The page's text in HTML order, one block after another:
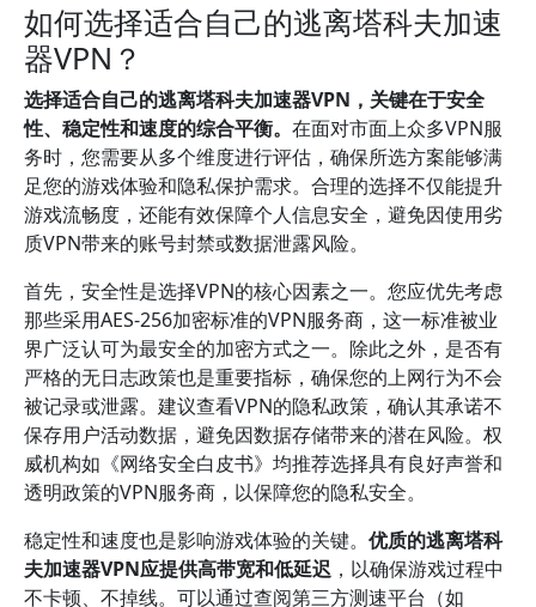
如何选择适合自己的逃离塔科夫加速
器VPN？
选择适合自己的逃离塔科夫加速器VPN，关键在于安全
性、稳定性和速度的综合平衡。 在面对市面上众多VPN服
务时，您需要从多个维度进行评估，确保所选方案能够满
足您的游戏体验和隐私保护需求。合理的选择不仅能提升
游戏流畅度，还能有效保障个人信息安全，避免因使用劣
质VPN带来的账号封禁或数据泄露风险。
首先，安全性是选择VPN的核心因素之一。您应优先考虑
那些采用AES-256加密标准的VPN服务商，这一标准被业
界广泛认可为最安全的加密方式之一。除此之外，是否有
严格的无日志政策也是重要指标，确保您的上网行为不会
被记录或泄露。建议查看VPN的隐私政策，确认其承诺不
保存用户活动数据，避免因数据存储带来的潜在风险。权
威机构如《网络安全白皮书》均推荐选择具有良好声誉和
透明政策的VPN服务商，以保障您的隐私安全。
稳定性和速度也是影响游戏体验的关键。 优质的逃离塔科
夫加速器VPN应提供高带宽和低延迟 ，以确保游戏过程中
不卡顿、不掉线。可以通过查阅第三方测速平台（如